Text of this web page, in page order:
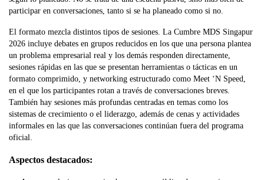
participar en conversaciones, tanto si se ha planeado como si no.
El formato mezcla distintos tipos de sesiones. La Cumbre MDS Singapur
2026 incluye debates en grupos reducidos en los que una persona plantea
un problema empresarial real y los demás responden directamente,
sesiones rápidas en las que se presentan herramientas o tácticas en un
formato comprimido, y networking estructurado como Meet ‘N Speed,
en el que los participantes rotan a través de conversaciones breves.
También hay sesiones más profundas centradas en temas como los
sistemas de crecimiento o el liderazgo, además de cenas y actividades
informales en las que las conversaciones continúan fuera del programa
oficial.
Aspectos destacados: